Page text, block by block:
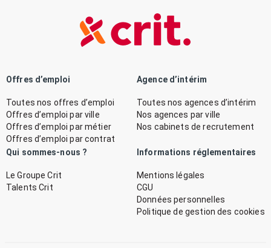
Offres d’emploi
Toutes nos offres d’emploi
Offres d’emploi par ville
Offres d’emploi par métier
Offres d’emploi par contrat
Agence d’intérim
Toutes nos agences d’intérim
Nos agences par ville
Nos cabinets de recrutement
Qui sommes-nous ?
Le Groupe Crit
Talents Crit
Informations réglementaires
Mentions légales
CGU
Données personnelles
Politique de gestion des cookies